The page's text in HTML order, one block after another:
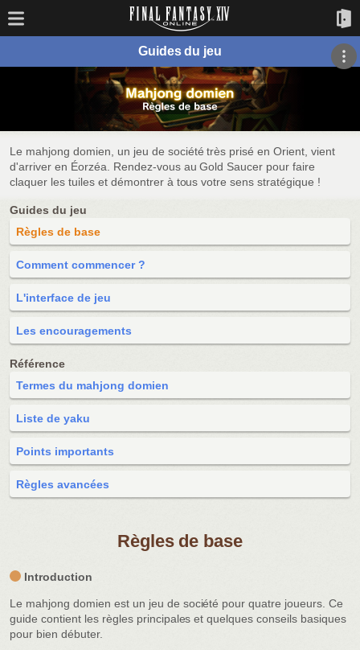
Guides du jeu
Le mahjong domien, un jeu de société très prisé en Orient, vient
d'arriver en Éorzéa. Rendez-vous au Gold Saucer pour faire
claquer les tuiles et démontrer à tous votre sens stratégique !
Guides du jeu
Règles de base
Comment commencer ?
L'interface de jeu
Les encouragements
Référence
Termes du mahjong domien
Liste de yaku
Points importants
Règles avancées
Règles de base
Introduction
Le mahjong domien est un jeu de société pour quatre joueurs. Ce
guide contient les règles principales et quelques conseils basiques
pour bien débuter.